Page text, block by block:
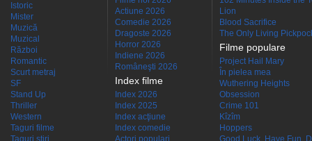
Istoric
Mister
Muzică
Muzical
Război
Romantic
Scurt metraj
SF
Stand Up
Thriller
Western
Taguri filme
Taguri stiri
Actiune 2026
Comedie 2026
Dragoste 2026
Horror 2026
Indiene 2026
Româneşti 2026
Index filme
Index 2026
Index 2025
Index acţiune
Index comedie
Actori populari
Lion
Blood Sacrifice
The Only Living
Filme populare
Project Hail Mary
În pielea mea
Wuthering Heights
Obsession
Crime 101
Kîzîm
Hoppers
Good Luck, Have Fun,